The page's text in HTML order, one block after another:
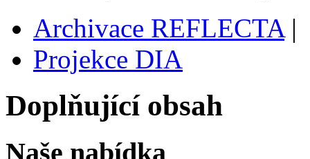
Archivace REFLECTA|
Projekce DIA
Doplňující obsah
Naše nabídka